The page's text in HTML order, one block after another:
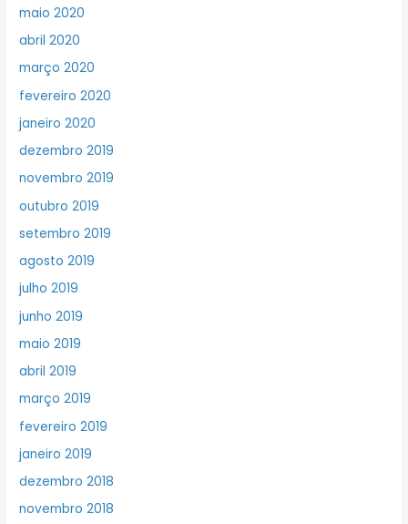
maio 2020
abril 2020
março 2020
fevereiro 2020
janeiro 2020
dezembro 2019
novembro 2019
outubro 2019
setembro 2019
agosto 2019
julho 2019
junho 2019
maio 2019
abril 2019
março 2019
fevereiro 2019
janeiro 2019
dezembro 2018
novembro 2018